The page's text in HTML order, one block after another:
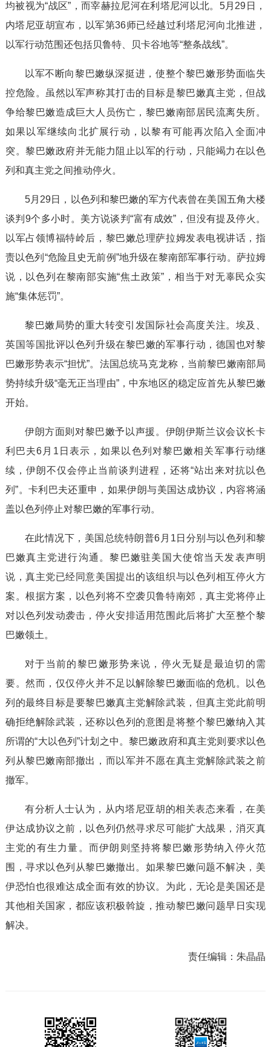
均被视为“战区”，而宰赫拉尼河在利塔尼河以北。5月29日，
内塔尼亚胡宣布，以军第36师已经越过利塔尼河向北推进，
以军行动范围还包括贝鲁特、贝卡谷地等“整条战线”。
以军不断向黎巴嫩纵深挺进，使整个黎巴嫩形势面临失
控危险。虽然以军声称其打击的目标是黎巴嫩真主党，但战
争给黎巴嫩造成巨大人员伤亡，黎巴嫩南部居民流离失所。
如果以军继续向北扩展行动，以黎有可能再次陷入全面冲
突。黎巴嫩政府并无能力阻止以军的行动，只能竭力在以色
列和真主党之间推动停火。
5月29日，以色列和黎巴嫩的军方代表曾在美国五角大楼
谈判9个多小时。美方说谈判“富有成效”，但没有提及停火。
以军占领博福特岭后，黎巴嫩总理萨拉姆发表电视讲话，指
责以色列“危险且史无前例”地升级在黎南部军事行动。萨拉姆
说，以色列在黎南部实施“焦土政策”，相当于对无辜民众实
施“集体惩罚”。
黎巴嫩局势的重大转变引发国际社会高度关注。埃及、
英国等国批评以色列升级在黎巴嫩的军事行动，德国也对黎
巴嫩形势表示“担忧”。法国总统马克龙称，当前黎巴嫩南部局
势持续升级“毫无正当理由”，中东地区的稳定应首先从黎巴嫩
开始。
伊朗方面则对黎巴嫩予以声援。伊朗伊斯兰议会议长卡
利巴夫6月1日表示，如果以色列对黎巴嫩相关军事行动继
续，伊朗不仅会停止当前谈判进程，还将“站出来对抗以色
列”。卡利巴夫还重申，如果伊朗与美国达成协议，内容将涵
盖以色列停止对黎巴嫩的军事行动。
在此情况下，美国总统特朗普6月1日分别与以色列和黎
巴嫩真主党进行沟通。黎巴嫩驻美国大使馆当天发表声明
说，真主党已经同意美国提出的该组织与以色列相互停火方
案。根据方案，以色列将不空袭贝鲁特南郊，真主党将停止
对以色列发动袭击，停火安排适用范围此后将扩大至整个黎
巴嫩领土。
对于当前的黎巴嫩形势来说，停火无疑是最迫切的需
要。然而，仅仅停火并不足以解除黎巴嫩面临的危机。以色
列的最终目标是要黎巴嫩真主党解除武装，但真主党此前明
确拒绝解除武装，还称以色列的意图是将整个黎巴嫩纳入其
所谓的“大以色列”计划之中。黎巴嫩政府和真主党则要求以色
列从黎巴嫩南部撤出，而以军并不愿在真主党解除武装之前
撤军。
有分析人士认为，从内塔尼亚胡的相关表态来看，在美
伊达成协议之前，以色列仍然寻求尽可能扩大战果，消灭真
主党的有生力量。而伊朗则坚持将黎巴嫩形势纳入停火范
围，寻求以色列从黎巴嫩撤出。如果黎巴嫩问题不解决，美
伊恐怕也很难达成全面有效的协议。为此，无论是美国还是
其他相关国家，都应该积极斡旋，推动黎巴嫩问题早日实现
解决。
责任编辑：朱晶晶